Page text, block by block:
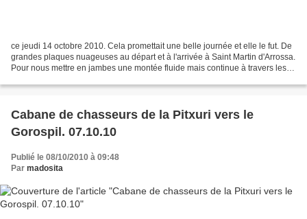
ce jeudi 14 octobre 2010. Cela promettait une belle journée et elle le fut. De
grandes plaques nuageuses au départ et à l'arrivée à Saint Martin d'Arrossa.
Pour nous mettre en jambes une montée fluide mais continue à travers les
Cabane de chasseurs de la Pitxuri vers le
Gorospil. 07.10.10
Publié le 08/10/2010 à 09:48
Par madosita